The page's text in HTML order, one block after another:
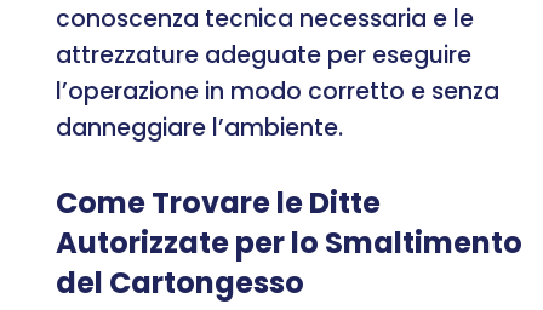
conoscenza tecnica necessaria e le
attrezzature adeguate per eseguire
l’operazione in modo corretto e senza
danneggiare l’ambiente.
Come Trovare le Ditte
Autorizzate per lo Smaltimento
del Cartongesso